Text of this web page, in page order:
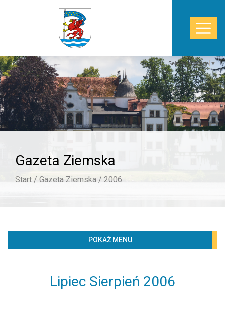
Select Language ▼
START
WŁADZE
STAROSTWO
BIBLIOTECZKA
PROJEKTY
Gazeta Ziemska
Start / Gazeta Ziemska / 2006
Lipiec Sierpień 2006
POKAŻ MENU
Według lat